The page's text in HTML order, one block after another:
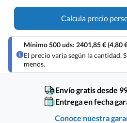
Calcula precio
Mínimo 500 uds: 2401,85 € (4,80
El precio varía según la cantidad.
menos.
Envío gratis desde
Entrega en fecha
Conoce nuestra